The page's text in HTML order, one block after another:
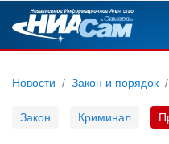
Новости Закон и порядок
Закон Криминал